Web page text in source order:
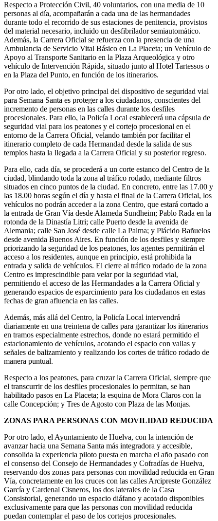
Respecto a Protección Civil, 40 voluntarios, con una media de 10
personas al día, acompañarán a cada una de las hermandades
durante todo el recorrido de sus estaciones de penitencia, provistos
del material necesario, incluido un desfibrilador semiautomático.
Además, la Carrera Oficial se refuerza con la presencia de una
Ambulancia de Servicio Vital Básico en La Placeta; un Vehículo de
Apoyo al Transporte Sanitario en la Plaza Arqueológica y otro
vehículo de Intervención Rápida, situado junto al Hotel Tartessos o
en la Plaza del Punto, en función de los itinerarios.
Por otro lado, el objetivo principal del dispositivo de seguridad vial
para Semana Santa es proteger a los ciudadanos, conscientes del
incremento de personas en las calles durante los desfiles
procesionales. Para ello, la Policía Local establecerá una cápsula de
seguridad vial para los peatones y el cortejo procesional en el
entorno de la Carrera Oficial, velando también por facilitar el
itinerario completo de cada Hermandad desde la salida de sus
templos hasta la llegada a la Carrera Oficial y su posterior regreso.
Para ello, cada día, se procederá a un corte estanco del Centro de la
ciudad, blindando toda la zona al tráfico rodado, mediante filtros
situados en cinco puntos de la ciudad. En concreto, entre las 17.00 y
las 18.00 horas según el día y hasta el final de la Carrera Oficial, los
vehículos no podrán acceder a la zona Centro, que estará cortado a
la entrada de Gran Vía desde Alameda Sundheim; Pablo Rada en la
rotonda de la Dinastía Litri; calle Puerto desde la avenida de
Alemania; calle San José desde calle La Palma; y Plácido Bañuelos
desde avenida Buenos Aires. En función de los desfiles y siempre
priorizando la seguridad de los peatones, los agentes permitirán el
acceso a los residentes, aunque en principio, está prohibida la
entrada y salida de vehículos. El cierre al tráfico rodado de la zona
Centro es imprescindible para velar por la seguridad vial,
permitiendo el acceso de las Hermandades a la Carrera Oficial y
generando espacios de esparcimiento para los ciudadanos en estas
fechas de gran afluencia en las calles.
Además, más allá del Centro, la Policía Local intervendrá
diariamente en una treintena de calles para garantizar los itinerarios
en tramos especialmente estrechos, donde no estará permitido el
estacionamiento de vehículos, acotando el espacio con vallas y
señales de balizamiento y realizando los cortes de tráfico rodado de
manera puntual.
Respecto a los peatones, para cruzar la Carrera Oficial, siempre que
el transcurrir de los desfiles procesionales lo permitan, se han
habilitado pasos en La Placeta; la esquina de Mora Claros con la
calle Concepción; y Tres de Agosto con Plaza de las Monjas.
ZONAS PARA PERSONAS CON MOVILIDAD REDUCIDA
Por otro lado, el Ayuntamiento de Huelva, con la intención de
avanzar hacia una Semana Santa más integradora y accesible,
consolida la experiencia piloto puesta en marcha el año pasado con
el consenso del Consejo de Hermandades y Cofradías de Huelva,
reservando dos zonas para personas con movilidad reducida en Gran
Vía, concretamente en los cruces con las calles Arcipreste González
García y Cardenal Cisneros, los dos laterales de la Casa
Consistorial, generando un espacio diáfano y acotado disponibles
exclusivamente para que las personas con movilidad reducida
puedan contemplar el paso de los cortejos procesionales.